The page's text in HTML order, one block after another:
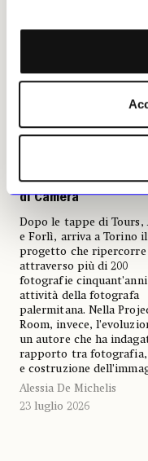
NEWS
Letizia Battaglia e
a confronto per
di Camera
Dopo le tappe di Tours,
e Forlì, arriva a Torino il
progetto che ripercorre
attraverso più di 200
fotografie
attività della fotografa
palermitana. Nella
Room, invece,
un autore che ha
rapporto tra fotografia,
e costruzione
Alessia De Michelis
23 luglio 2026